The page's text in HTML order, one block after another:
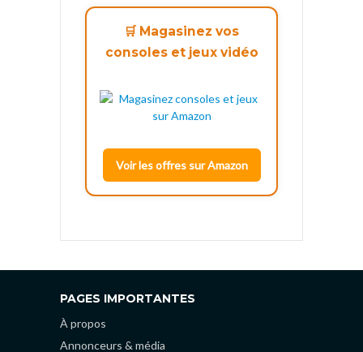
🛒 Magasinez vos
consoles et jeux vidéo
Voir les offres sur Amazon
PAGES IMPORTANTES
À propos
Annonceurs & média